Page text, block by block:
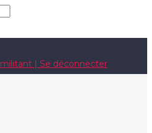
| Se déconnecter